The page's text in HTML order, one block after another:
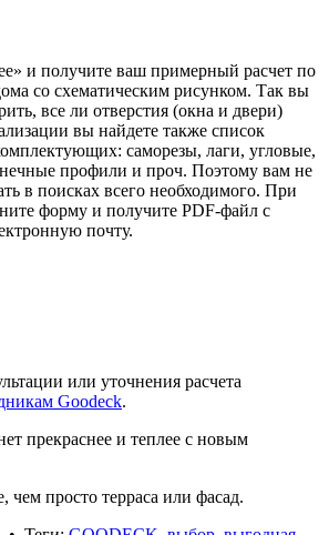
и получите ваш примерный расчет по
со схематическим рисунком. Так вы
все ли отверстия (окна и двери)
вы найдете также список
саморезы, лаги, угловые,
профили и проч. Поэтому вам не
в поисках всего необходимого. При
форму и получите PDF-файл с
почту.
или уточнения расчета
Goodeck.
прекраснее и теплее с новым
просто терраса или фасад.